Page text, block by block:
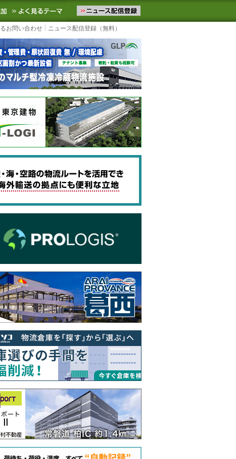
ュースをお届けします。物流ニュースメール配信を登録す
お気に入りに追加 よく見るテーマ
お問い合わせ ニュース配信登録（無料）